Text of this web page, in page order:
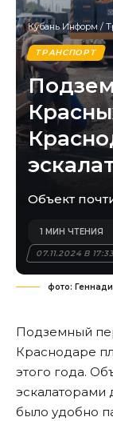
Кубань Информ /
ТРАНСПОРТ
Объект
07.11.2024 В
1 МИН ЧТЕНИЯ
фото:
Подземный
Краснодаре
этого года.
эскалаторами
было удобно